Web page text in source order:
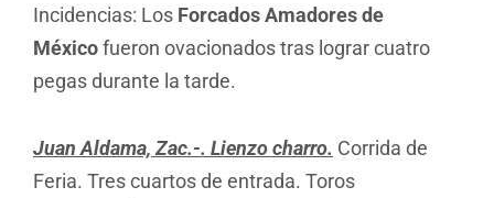
Incidencias: Los Forcados Amadores de
Méxicofueron ovacionados tras lograr cuatro
pegas durante la tarde.
Juan Aldama, Zac.-. Lienzo charro. Corrida de
Feria. Tres cuartos de entrada. Toros